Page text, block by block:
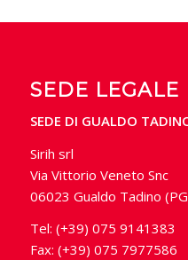
SEDE LEGALE
SEDE DI GUALDO
Sirih srl
Via Vittorio Veneto Snc
06023 Gualdo Tadino
Tel: (+39) 075 9141383
Fax: (+39) 075 7977586